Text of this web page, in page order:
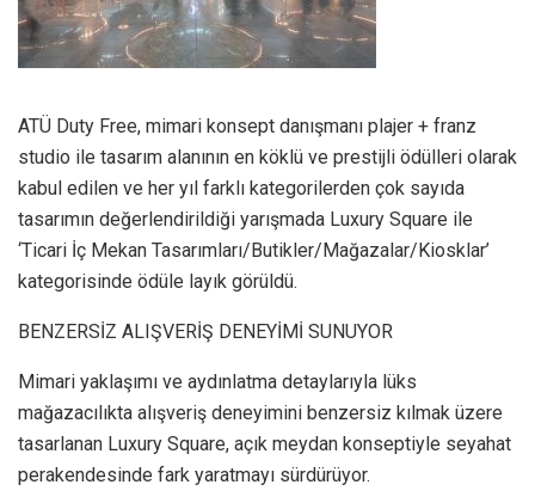
ATÜ Duty Free, mimari konsept danışmanı plajer + franz
studio ile tasarım alanının en köklü ve prestijli ödülleri olarak
kabul edilen ve her yıl farklı kategorilerden çok sayıda
tasarımın değerlendirildiği yarışmada Luxury Square ile
‘Ticari İç Mekan Tasarımları/Butikler/Mağazalar/Kiosklar’
kategorisinde ödüle layık görüldü.
BENZERSİZ ALIŞVERİŞ DENEYİMİ SUNUYOR
Mimari yaklaşımı ve aydınlatma detaylarıyla lüks
mağazacılıkta alışveriş deneyimini benzersiz kılmak üzere
tasarlanan Luxury Square, açık meydan konseptiyle seyahat
perakendesinde fark yaratmayı sürdürüyor.